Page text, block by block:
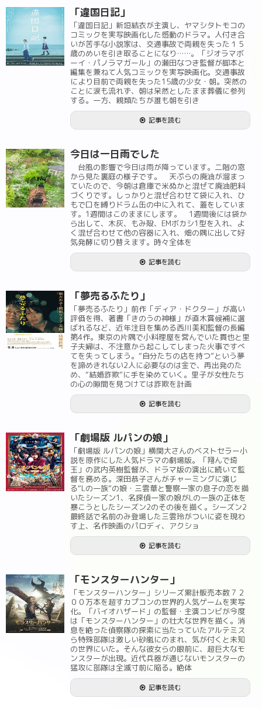
「違国日記」
「違国日記」新垣結衣が主演し、ヤマシタトモコの
コミックを実写映画化した感動のドラマ。人付き合
いが苦手な小説家は、交通事故で両親を失った１５
歳のめいを引き取ることになり……。「ジオラマボ
ーイ・パノラマガール」の瀬田なつき監督が脚本と
編集を兼ねて人気コミックを実写映画化。交通事故
により目前で両親を失った15歳の少女・朝。突然の
ことに涙も流れず、朝は呆然としたまま葬儀に参列
する。一方、親類たちが誰も朝を引き
記事を読む
今日は一日雨でした
台風の影響で今日は雨が降っています。二階の窓
から見た裏庭の様子です。 天ぷらの廃油が溜まっ
ていたので、今朝は倉庫で米ぬかと混ぜて廃油肥料
づくりです。しっかりと混ぜ合わせて袋に入れ、ひ
もで口を縛りドラム缶の中に入れて、蓋をしていま
す。1週間はこのままにします。 1週間後には袋か
ら出して、木灰、もみ殻、EMボカシ1型を入れ、よ
く混ぜ合わせて他の容器に入れ、畑の隅に出して好
気発酵に切り替えます。時々全体を
記事を読む
「夢売るふたり」
「夢売るふたり」前作「ディア・ドクター」が高い
評価を得、著書「きのうの神様」が直木賞候補に選
ばれるなど、近年注目を集める西川美和監督の長編
第4作。東京の片隅で小料理屋を営んでいた貫也と里
子夫婦は、不注意から起こしてしまった火事ですべ
てを失ってしまう。“自分たちの店を持つ”という夢
を諦めきれない2人に必要なのは金で、再出発のた
め、“結婚詐欺”に手を染めていく。里子が女性たち
の心の隙間を見つけては詐欺を計画
記事を読む
「劇場版 ルパンの娘」
「劇場版 ルパンの娘」横関大さんのベストセラー小
説を原作にした人気ドラマの劇場版。「翔んで埼
玉」の武内英樹監督が、ドラマ版の演出に続いて監
督を務める。深田恭子さんがチャーミングに演じ
る“Lの一族”の娘・三雲華と警察一家の息子の恋を描
いたシーズン1、名探偵一家の娘がLの一族の正体を
暴こうとしたシーズン2のその後を描く。シーズン2
最終話で名前のみ登場した三雲玲がついに姿を現わ
す上、名作映画のパロディ、アクショ
記事を読む
「モンスターハンター」
「モンスターハンター」シリーズ累計販売本数７２
００万本を超すカプコンの世界的人気ゲームを実写
化。「バイオハザード」の監督・主演コンビが今度
は「モンスターハンター」の壮大な世界を描く。消
息を絶った偵察隊の探索に当たっていたアルテミス
ら特殊部隊は激しい砂嵐にのまれ、気が付くと未知
の世界にいた。そんな彼女らの眼前に、超巨大なモ
ンスターが出現。近代兵器が通じないモンスターの
猛攻に部隊は全滅寸前に陥る。絶体
記事を読む